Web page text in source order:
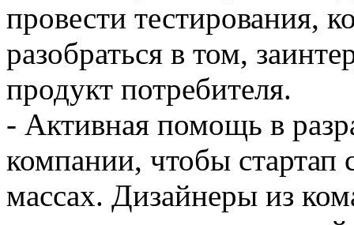
провести тестирования,
разобраться в том,
продукт потребителя.
- Активная помощь в
компании, чтобы стартап
массах. Дизайнеры из